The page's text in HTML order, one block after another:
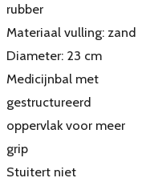
rubber
Materiaal vulling: zand
Diameter: 23 cm
Medicijnbal met
gestructureerd
oppervlak voor meer
grip
Stuitert niet